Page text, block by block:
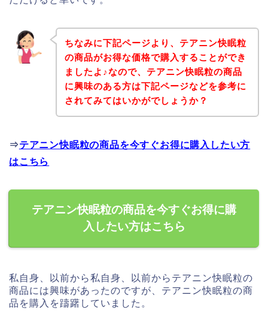
ちなみに下記ページより、テアニン快眠粒
の商品がお得な価格で購入することができ
ましたよ♪なので、テアニン快眠粒の商品
に興味のある方は下記ページなどを参考に
されてみてはいかがでしょうか？
⇒テアニン快眠粒の商品を今すぐお得に購入したい方
はこちら
テアニン快眠粒の商品を今すぐお得に購
入したい方はこちら
私自身、以前から私自身、以前からテアニン快眠粒の
商品には興味があったのですが、テアニン快眠粒の商
品を購入を躊躇していました。